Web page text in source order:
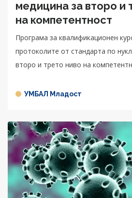
медицина за второ и
на компетентност
Програма за квалификационен
протоколите от стандарта по
второ и трето ниво на
УМБАЛ Младост